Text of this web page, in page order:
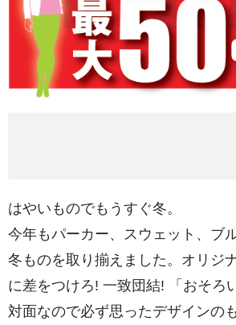
はやいものでもうすぐ冬。
今年もパーカー、スウェット、ブ
冬ものを取り揃えました。オリジ
に差をつけろ! 一致団結! 「おそろ
対面なので必ず思ったデザインの